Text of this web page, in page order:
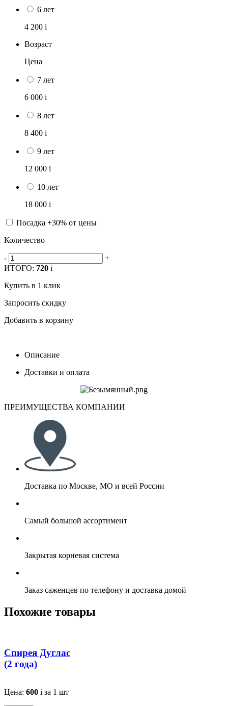
6 лет
4 200 i
Возраст
Цена
7 лет
6 000 i
8 лет
8 400 i
9 лет
12 000 i
10 лет
18 000 i
Посадка +30% от цены
Количество
-
+
ИТОГО: 720 i
Купить в 1 клик
Запросить скидку
Добавить в корзину
Описание
Доставки и оплата
ПРЕИМУЩЕСТВА КОМПАНИИ
Доставка по Москве, МО и всей России
Самый большой ассортимент
Закрытая корневая система
Заказ саженцев по телефону и доставка домой
Похожие товары
Спирея Дуглас
(2 года)
Цена: 600 i за 1 шт